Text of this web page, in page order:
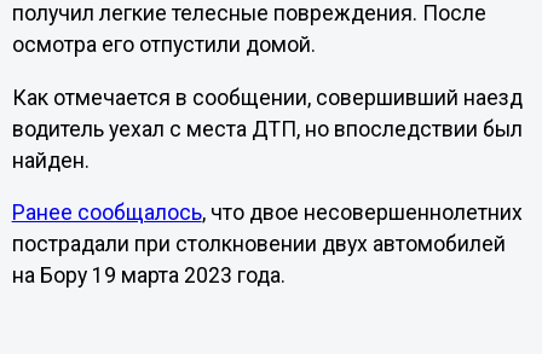
получил легкие телесные повреждения. После
осмотра его отпустили домой.
Как отмечается в сообщении, совершивший наезд
водитель уехал с места ДТП, но впоследствии был
найден.
Ранее сообщалось, что двое несовершеннолетних
пострадали при столкновении двух автомобилей
на Бору 19 марта 2023 года.